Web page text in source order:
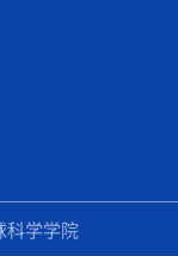
科学学院